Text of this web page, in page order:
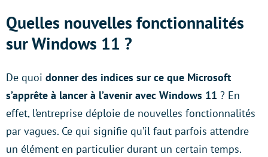
Quelles nouvelles fonctionnalités
sur Windows 11 ?
De quoi donner des indices sur ce que Microsoft
s’apprête à lancer à l’avenir avec Windows 11 ? En
effet, l’entreprise déploie de nouvelles fonctionnalités
par vagues. Ce qui signifie qu’il faut parfois attendre
un élément en particulier durant un certain temps.